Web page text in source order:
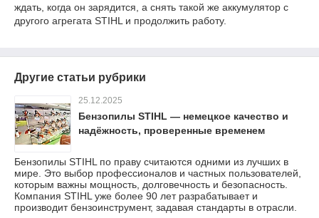
ждать, когда он зарядится, а снять такой же аккумулятор с
другого агрегата STIHL и продолжить работу.
Другие статьи рубрики
25.12.2025
Бензопилы STIHL — немецкое качество и
надёжность, проверенные временем
Бензопилы STIHL по праву считаются одними из лучших в
мире. Это выбор профессионалов и частных пользователей,
которым важны мощность, долговечность и безопасность.
Компания STIHL уже более 90 лет разрабатывает и
производит бензоинструмент, задавая стандарты в отрасли.